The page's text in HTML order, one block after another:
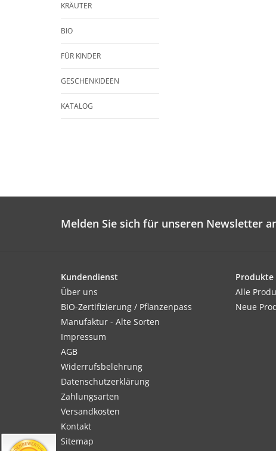
KRÄUTER
BIO
FÜR KINDER
GESCHENKIDEEN
KATALOG
Melden Sie sich für unseren Newsletter
Kundendienst
Über uns
BIO-Zertifizierung / Pflanzenpass
Manufaktur - Alte Sorten
Impressum
AGB
Widerrufsbelehrung
Datenschutzerklärung
Zahlungsarten
Versandkosten
Kontakt
Sitemap
Produkte
Alle
Neue